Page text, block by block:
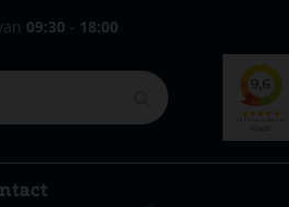
09:30 - 18:00